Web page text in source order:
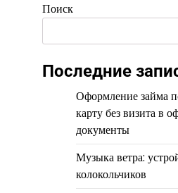
Поиск
Последние
Оформление займа
карту без визита в
документы
Музыка ветра:
колокольчиков